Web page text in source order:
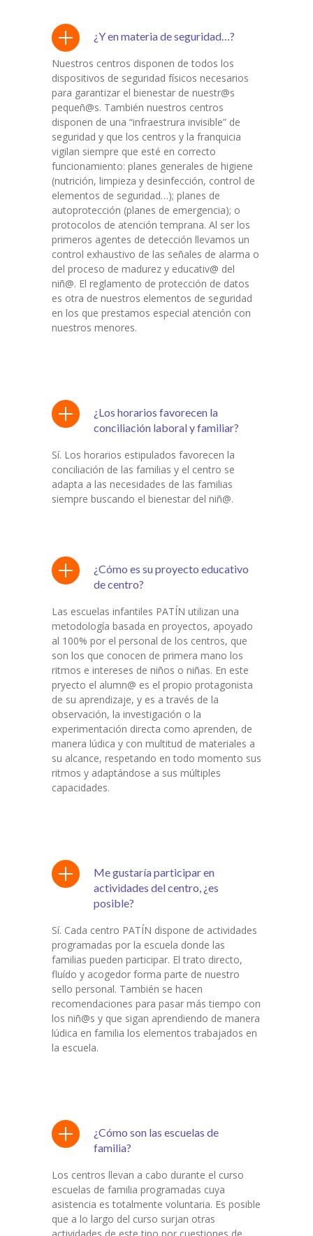
¿Y en materia de seguridad…?
Nuestros centros disponen de todos los
dispositivos de seguridad físicos necesarios
para garantizar el bienestar de nuestr@s
pequeñ@s. También nuestros centros
disponen de una “infraestrura invisible” de
seguridad y que los centros y la franquicia
vigilan siempre que esté en correcto
funcionamiento: planes generales de higiene
(nutrición, limpieza y desinfección, control de
elementos de seguridad…); planes de
autoprotección (planes de emergencia); o
protocolos de atención temprana. Al ser los
primeros agentes de detección llevamos un
control exhaustivo de las señales de alarma o
del proceso de madurez y educativ@ del
niñ@. El reglamento de protección de datos
es otra de nuestros elementos de seguridad
en los que prestamos especial atención con
nuestros menores.
¿Los horarios favorecen la
conciliación laboral y familiar?
Sí. Los horarios estipulados favorecen la
conciliación de las familias y el centro se
adapta a las necesidades de las familias
siempre buscando el bienestar del niñ@.
¿Cómo es su proyecto educativo
de centro?
Las escuelas infantiles PATÍN utilizan una
metodología basada en proyectos, apoyado
al 100% por el personal de los centros, que
son los que conocen de primera mano los
ritmos e intereses de niños o niñas. En este
pryecto el alumn@ es el propio protagonista
de su aprendizaje, y es a través de la
observación, la investigación o la
experimentación directa como aprenden, de
manera lúdica y con multitud de materiales a
su alcance, respetando en todo momento sus
ritmos y adaptándose a sus múltiples
capacidades.
Me gustaría participar en
actividades del centro, ¿es
posible?
Sí. Cada centro PATÍN dispone de actividades
programadas por la escuela donde las
familias pueden participar. El trato directo,
fluído y acogedor forma parte de nuestro
sello personal. También se hacen
recomendaciones para pasar más tiempo con
los niñ@s y que sigan aprendiendo de manera
lúdica en familia los elementos trabajados en
la escuela.
¿Cómo son las escuelas de
familia?
Los centros llevan a cabo durante el curso
escuelas de familia programadas cuya
asistencia es totalmente voluntaria. Es posible
que a lo largo del curso surjan otras